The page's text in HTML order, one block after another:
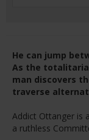
He can jump
As the
man discovers
traverse
Addict Ottanger is
a ruthless